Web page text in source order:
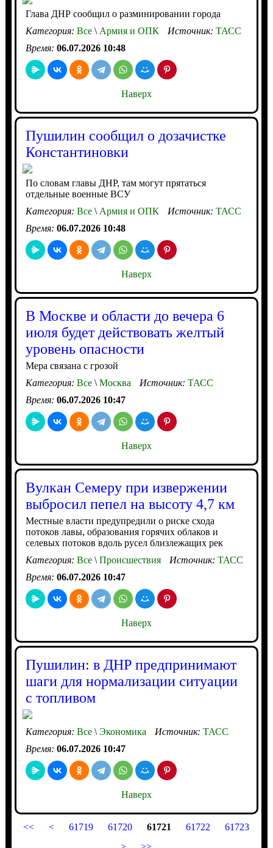
Глава ДНР сообщил о разминировании города
Категория: Все\Армия и ОПК Источник: ТАСС
Время: 06.07.2026 10:48
Наверх
Пушилин сообщил о дозачистке
Константиновки
По словам главы ДНР, там могут прятаться
отдельные военные ВСУ
Категория: Все\Армия и ОПК Источник: ТАСС
Время: 06.07.2026 10:48
Наверх
В Москве и области до вечера 6
июля будет действовать желтый
уровень опасности
Мера связана с грозой
Категория: Все\Москва Источник: ТАСС
Время: 06.07.2026 10:47
Наверх
Вулкан Семеру при извержении
выбросил пепел на высоту 4,7 км
Местные власти предупредили о риске схода
потоков лавы, образования горячих облаков и
селевых потоков вдоль русел близлежащих рек
Категория: Все\Происшествия Источник: ТАСС
Время: 06.07.2026 10:47
Наверх
Пушилин: в ДНР предпринимают
шаги для нормализации ситуации
с топливом
Категория: Все\Экономика Источник: ТАСС
Время: 06.07.2026 10:47
Наверх
<< < 61719 61720 61721 61722
61723